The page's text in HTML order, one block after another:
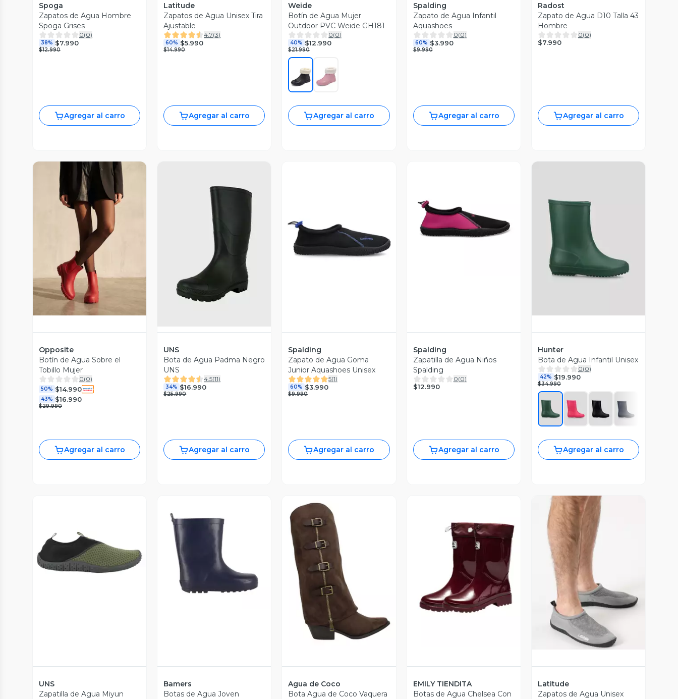
Spoga
Zapatos de Agua Hombre
Spoga Grises
0(0)
38% $7.990
$12.990
Agregar al carro
Latitude
Zapatos de Agua Unisex Tira
Ajustable
4.7(3)
60% $5.990
$14.990
Agregar al carro
Weide
Botín de Agua Mujer
Outdoor PVC Weide GH181
0(0)
40% $12.990
$21.990
Agregar al carro
Spalding
Zapato de Agua Infantil
Aquashoes
0(0)
60% $3.990
$9.990
Agregar al carro
Radost
Zapato de Agua D10 Talla 43
Hombre
0(0)
$7.990
Agregar al carro
Vista Previa
Opposite
Botín de Agua Sobre el
Tobillo Mujer
0(0)
50% $14.990
43% $16.990
$29.990
Agregar al carro
Vista Previa
UNS
Bota de Agua Padma Negro
UNS
4.5(11)
34% $16.990
$25.990
Agregar al carro
Vista Previa
Spalding
Zapato de Agua Goma
Junior Aquashoes Unisex
5(1)
60% $3.990
$9.990
Agregar al carro
Vista Previa
Spalding
Zapatilla de Agua Niños
Spalding
0(0)
$12.990
Agregar al carro
Vista Previa
Hunter
Bota de Agua Infantil Unisex
0(0)
42% $19.990
$34.990
Agregar al carro
Vista Previa
UNS
Zapatilla de Agua Miyun
Vista Previa
Bamers
Botas de Agua Joven
Vista Previa
Agua de Coco
Bota Agua de Coco Vaquera
Vista Previa
EMILY TIENDITA
Botas de Agua Chelsea Con
Vista Previa
Latitude
Zapatos de Agua Unisex